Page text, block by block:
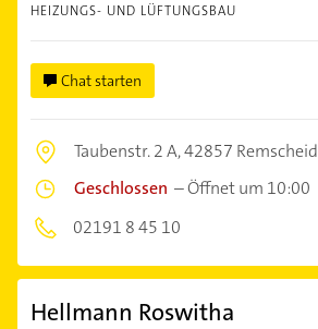
HEIZUNGS- UND LÜFTUNGSBAU
Chat starten
Taubenstr. 2 A,42857 Remscheid
Geschlossen –Öffnet um 10:00
02191 8 45 10
Hellmann Roswitha